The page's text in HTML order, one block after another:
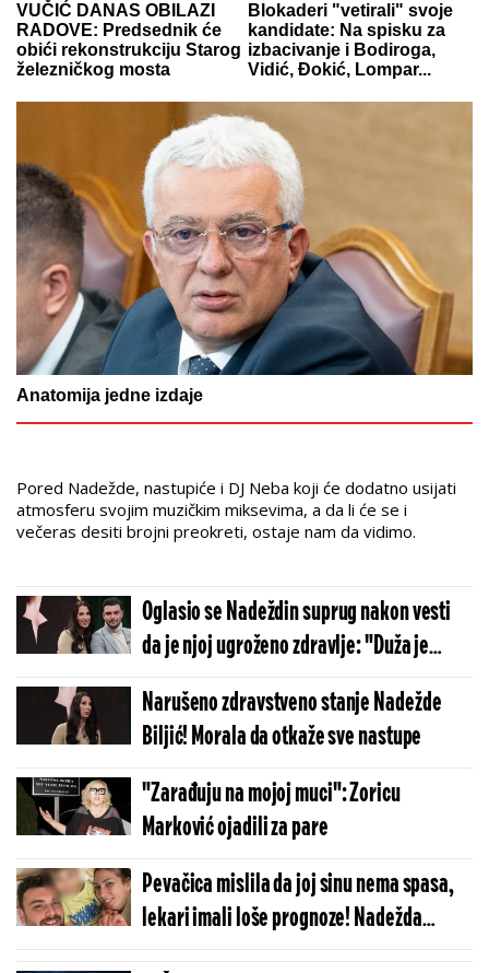
VUČIĆ DANAS OBILAZI
RADOVE: Predsednik će
obići rekonstrukciju Starog
železničkog mosta
Blokaderi "vetirali" svoje
kandidate: Na spisku za
izbacivanje i Bodiroga,
Vidić, Đokić, Lompar...
Anatomija jedne izdaje
Pored Nadežde, nastupiće i DJ Neba koji će dodatno usijati
atmosferu svojim muzičkim miksevima, a da li će se i
večeras desiti brojni preokreti, ostaje nam da vidimo.
Oglasio se Nadeždin suprug nakon vesti
da je njoj ugroženo zdravlje: "Duža je
procedura oporavka sa takvim
pacijentima!"
Narušeno zdravstveno stanje Nadežde
Biljić! Morala da otkaže sve nastupe
"Zarađuju na mojoj muci": Zoricu
Marković ojadili za pare
Pevačica mislila da joj sinu nema spasa,
lekari imali loše prognoze! Nadežda
konačno odahnula